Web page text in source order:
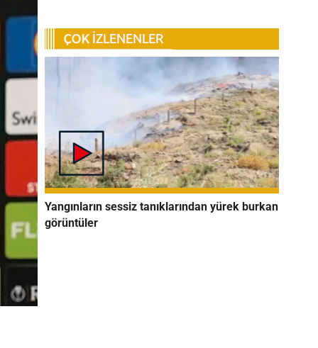
Yangınların sessiz tanıklarından yürek burkan
görüntüler